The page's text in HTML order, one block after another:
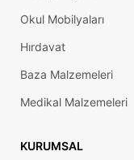
Okul Mobilyaları
Hırdavat
Baza Malzemeleri
Medikal Malzemeleri
KURUMSAL